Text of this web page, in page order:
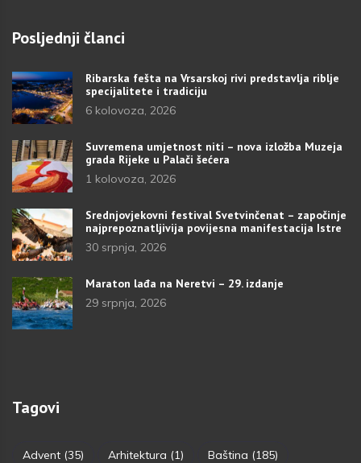
Posljednji članci
Ribarska fešta na Vrsarskoj rivi predstavlja riblje
specijalitete i tradiciju
6 kolovoza, 2026
Suvremena umjetnost niti – nova izložba Muzeja
grada Rijeke u Palači šećera
1 kolovoza, 2026
Srednjovjekovni festival Svetvinčenat – započinje
najprepoznatljivija povijesna manifestacija Istre
30 srpnja, 2026
Maraton lađa na Neretvi – 29. izdanje
29 srpnja, 2026
Tagovi
Advent (35) Arhitektura (1) Baština (185)